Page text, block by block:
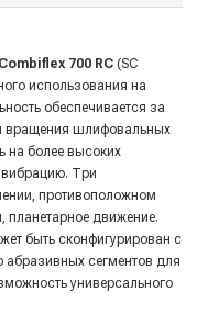
700 RC (SC
использования на
обеспечивается за
вращения шлифовальных
на более высоких
Три
противоположном
планетарное движение.
быть сконфигурирован с
сегментов для
универсального